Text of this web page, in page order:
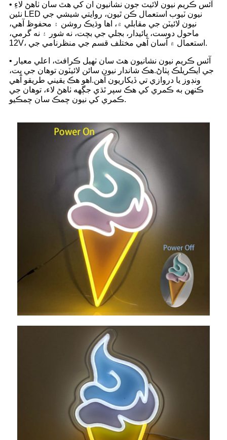
• آئس ڪريم نيون لائيٽ جون نشانيون ان کي هٿ سان ٺاهڻ لاءِ
نئين LED نيون ٽيوب استعمال ڪن ٿيون، روايتي شيشي جي
نيون لائيٽن جي مقابلي ۾، اها وڌيڪ روشن ۽ محفوظ آهي،
ماحول دوست، پائيدار، بجلي جي بچت، نه شور ۽ نه گرمي،
12V، استعمال ۾ آسان آهي مختلف قسم جي منظرنامي جي.
• آئس ڪريم نيون نشانيون هٿ سان ٺهيل ڪرافٽ، اعلي معيار
جي ايڪريلڪ پٺاڻ.هڪ شاندار نيون سائن لائيٽون توهان جي ڀت،
ونڊوز يا دروازي تي ڏيکاريون آهن.اهو هڪ يقيني طريقو آهي
ڪنهن به ڪمري کي هڪ سپر ٿڌي جڳهه ٺاهڻ لاء، توهان جي
ڪمري کي نيون چمڪ سان چمڪيو.